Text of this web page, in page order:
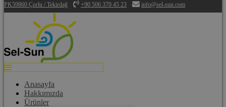
PK59860 Çorlu / Tekirdağ
+90 506 370 45 23 info@sel-sun.com
Anasayfa
Hakkımızda
Ürünler